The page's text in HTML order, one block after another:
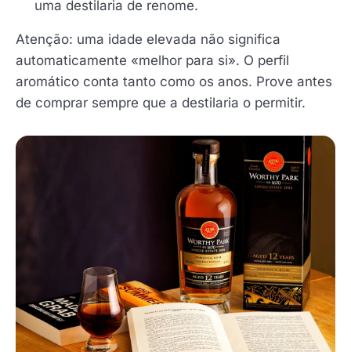
uma destilaria de renome.
Atenção: uma idade elevada não significa
automaticamente «melhor para si». O perfil
aromático conta tanto como os anos. Prove antes
de comprar sempre que a destilaria o permitir.